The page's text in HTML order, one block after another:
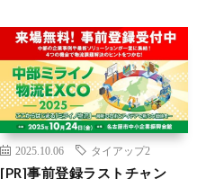
2025.10.06 タイアップ2
[PR]事前登録ラストチャン